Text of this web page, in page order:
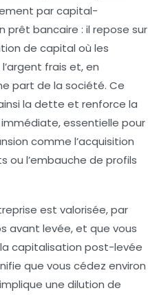
par capital-
prêt bancaire : il repose sur
de capital où les
frais et, en
part de la société. Ce
la dette et renforce la
essentielle pour
comme l’acquisition
ou l’embauche de profils
est valorisée, par
avant levée, et que vous
capitalisation post-levée
que vous cédez environ
une dilution de